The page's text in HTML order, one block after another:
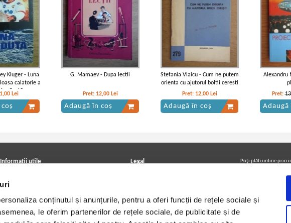
conținutul și anunțurile, pentru a oferi funcții de rețele sociale și
le oferim partenerilor de rețele sociale, de publicitate și de
Kluger - Luna
calatorie a
13
Lei
G. Mamaev - Dupa lectii
Pret: 12,00 Lei
Adaugă în coș
Stefania Vlaicu - Cum ne putem
orienta cu ajutorul boltii ceresti
Pret: 12,00 Lei
Adaugă în coș
Alexandru
Pret:
Adaugă
Informatii utile
Achizitii viniluri, casete, CD/DVD
Cum cumpar?
Politica de livrare
Retur comenzi
Legal
Termeni si conditii
Utilizare cookie-uri
Poţi plăti online prin
Urmăreşte-ne pe